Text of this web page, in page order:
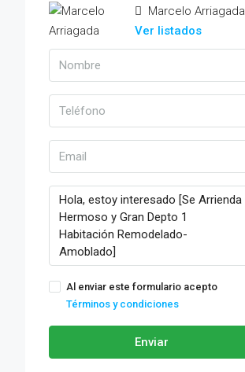
Marcelo Arriagada
Ver listados
Al enviar este formulario acepto
Términos y condiciones
Enviar